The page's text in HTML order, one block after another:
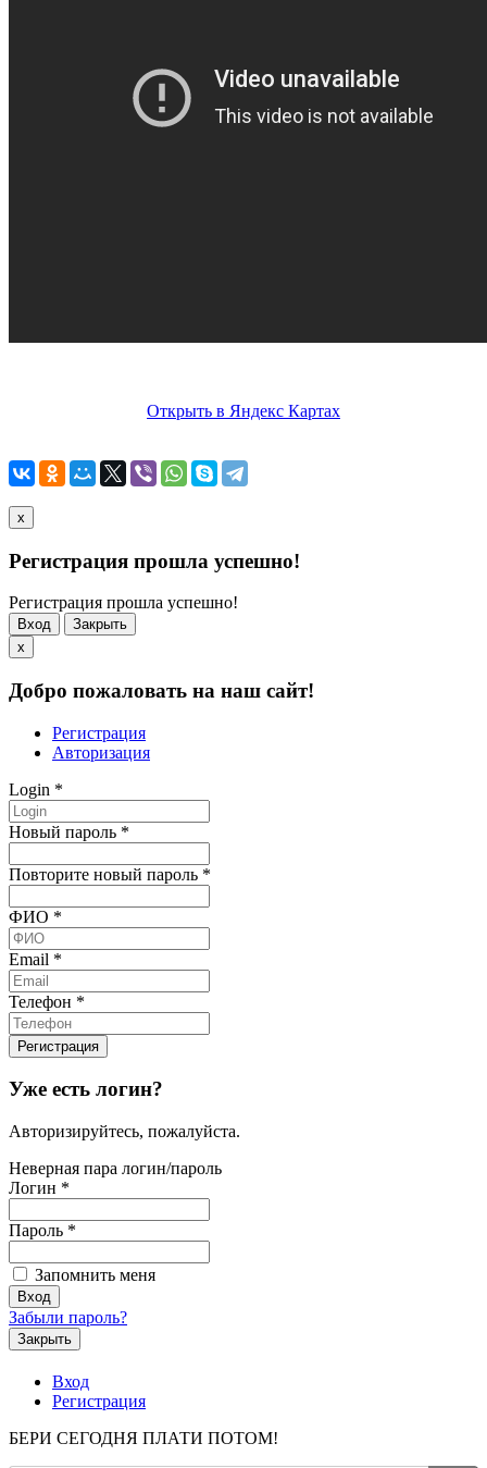
Открыть в Яндекс Картах
x
Регистрация прошла успешно!
Регистрация прошла успешно!
Вход
Закрыть
x
Добро пожаловать на наш сайт!
Регистрация
Авторизация
Login *
Новый пароль *
Повторите новый пароль *
ФИО *
Email *
Телефон *
Уже есть логин?
Авторизируйтесь, пожалуйста.
Неверная пара логин/пароль
Логин *
Пароль *
Запомнить меня
Забыли пароль?
Закрыть
Вход
Регистрация
БЕРИ СЕГОДНЯ ПЛАТИ ПОТОМ!